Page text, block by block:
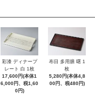
彩漆 ディナープ
レート 白 1枚
17,600円(本体1
6,000円、税1,60
0円)
布目 多用膳 曙 1
枚
5,280円(本体4,8
00円、税480円)